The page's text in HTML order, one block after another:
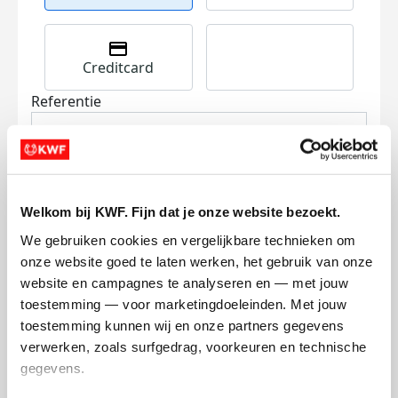
Welkom bij KWF. Fijn dat je onze website bezoekt.
We gebruiken cookies en vergelijkbare technieken om
onze website goed te laten werken, het gebruik van onze
website en campagnes te analyseren en — met jouw
toestemming — voor marketingdoeleinden. Met jouw
toestemming kunnen wij en onze partners gegevens
verwerken, zoals surfgedrag, voorkeuren en technische
gegevens.
Creditcard
Referentie
Ik wil bijdragen aan de transactiekosten
en betaal €0.75 extra.
Doneer nu